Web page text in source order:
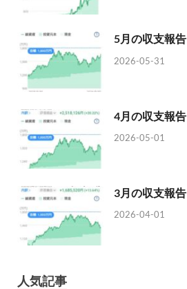
5月の収支報告
2026-05-31
4月の収支報告
2026-05-01
3月の収支報告
2026-04-01
人気記事